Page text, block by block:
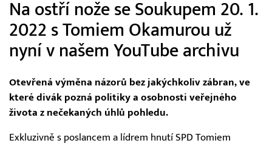
Na ostří nože se Soukupem 20. 1.
2022 s Tomiem Okamurou už
nyní v našem YouTube archivu
Otevřená výměna názorů bez jakýchkoliv zábran, ve
které divák pozná politiky a osobnosti veřejného
života z nečekaných úhlů pohledu.
Exkluzivně s poslancem a lídrem hnutí SPD Tomiem